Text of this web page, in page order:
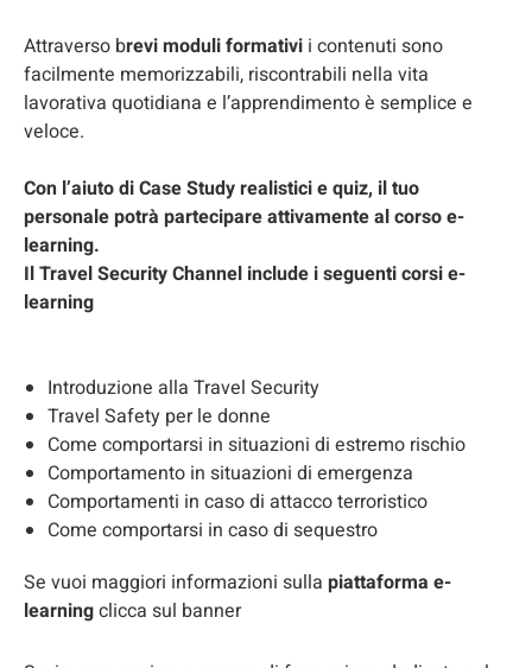
Attraverso brevi moduli formativi i contenuti sono
facilmente memorizzabili, riscontrabili nella vita
lavorativa quotidiana e l’apprendimento è semplice e
veloce.
Con l’aiuto di Case Study realistici e quiz, il tuo
personale potrà partecipare attivamente al corso e-
learning.
Il Travel Security Channel include i seguenti corsi e-
learning
Introduzione alla Travel Security
Travel Safety per le donne
Come comportarsi in situazioni di estremo rischio
Comportamento in situazioni di emergenza
Comportamenti in caso di attacco terroristico
Come comportarsi in caso di sequestro
Se vuoi maggiori informazioni sulla piattaforma e-
learningclicca sul banner